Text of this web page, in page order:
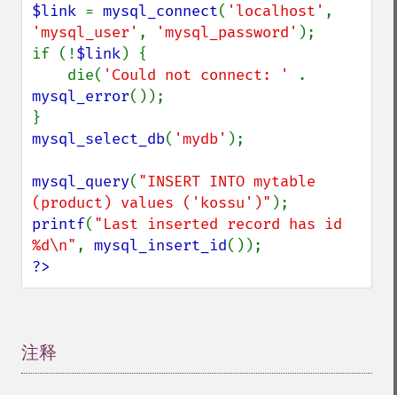
$link = mysql_connect( 'localhost'
'mysql_user' , 'mysql_password' );
if (!$link) {
    die(
'Could not connect: '
mysql_error());
mysql_select_db( 'mydb' );
mysql_query( "INSERT INTO mytable
(product) values ('kossu')"
printf( "Last inserted record has id
%d\n" , mysql_insert_id
?>
注释